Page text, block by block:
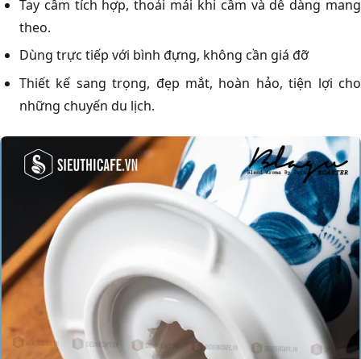
Tay cầm tích hợp, thoải mái khi cầm và dễ dàng mang
theo.
Dùng trực tiếp với bình đựng, không cần giá đỡ
Thiết kế sang trọng, đẹp mắt, hoàn hảo, tiện lợi cho
những chuyến du lịch.